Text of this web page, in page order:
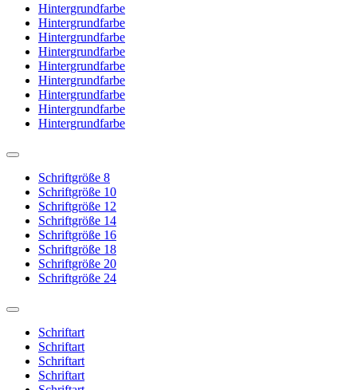
Hintergrundfarbe
Hintergrundfarbe
Hintergrundfarbe
Hintergrundfarbe
Hintergrundfarbe
Hintergrundfarbe
Hintergrundfarbe
Hintergrundfarbe
Hintergrundfarbe
Schriftgröße 8
Schriftgröße 10
Schriftgröße 12
Schriftgröße 14
Schriftgröße 16
Schriftgröße 18
Schriftgröße 20
Schriftgröße 24
Schriftart
Schriftart
Schriftart
Schriftart